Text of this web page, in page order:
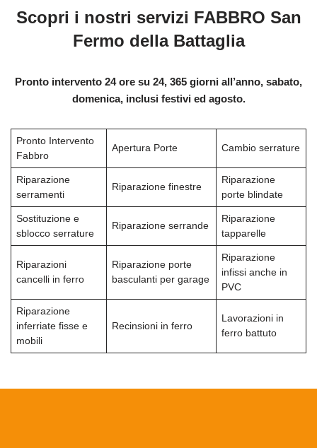
Scopri i nostri servizi FABBRO San
Fermo della Battaglia
Pronto intervento 24 ore su 24, 365 giorni all’anno, sabato,
domenica, inclusi festivi ed agosto.
Pronto Intervento
Fabbro
Apertura Porte Cambio serrature
Riparazione
serramenti
Riparazione finestre
Riparazione
porte blindate
Sostituzione e
sblocco serrature
Riparazione serrande
Riparazione
tapparelle
Riparazioni
cancelli in ferro
Riparazione porte
basculanti per garage
Riparazione
infissi anche in
PVC
Riparazione
inferriate fisse e
mobili
Recinsioni in ferro
Lavorazioni in
ferro battuto